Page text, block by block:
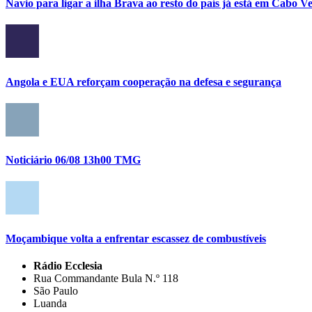
Navio para ligar a ilha Brava ao resto do país já está em Cabo
Angola e EUA reforçam cooperação na defesa e segurança
Noticiário 06/08 13h00 TMG
Moçambique volta a enfrentar escassez de combustíveis
Rádio Ecclesia
Rua Commandante Bula N.º 118
São Paulo
Luanda